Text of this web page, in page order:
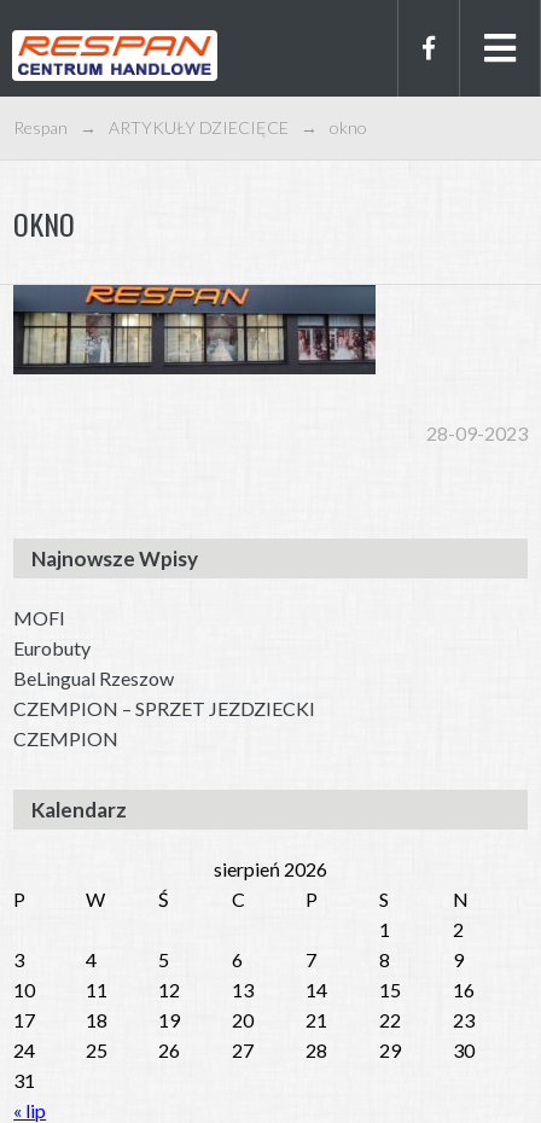
Respan → ARTYKUŁY DZIECIĘCE → okno
OKNO
28-09-2023
Najnowsze Wpisy
MOFI
Eurobuty
BeLingual Rzeszow
CZEMPION – SPRZET JEZDZIECKI
CZEMPION
Kalendarz
sierpień 2026
P
W Ś C P S
N
1
2
3
4 5 6 7 8
9
10
11 12 13 14 15
16
17
18 19 20 21 22
23
24
25 26 27 28 29
30
31
« lip